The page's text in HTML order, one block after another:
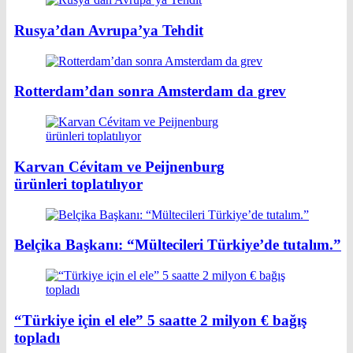
Rusya’dan Avrupa’ya Tehdit
Rotterdam’dan sonra Amsterdam da grev
Karvan Cévitam ve Peijnenburg
ürünleri toplatılıyor
Belçika Başkanı: “Mültecileri Türkiye’de tutalım.”
“Türkiye için el ele” 5 saatte 2 milyon € bağış
topladı